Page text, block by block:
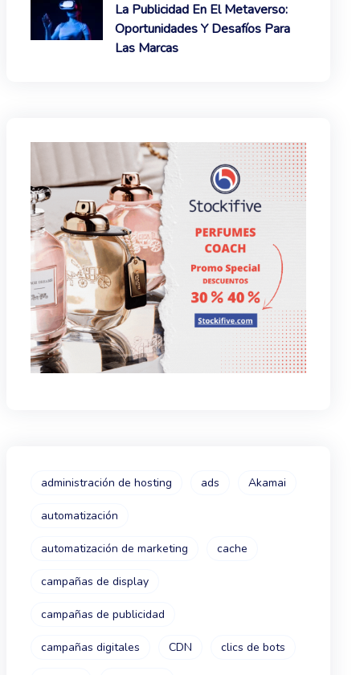
La Publicidad En El Metaverso:
Oportunidades Y Desafíos Para
Las Marcas
administración de hosting ads Akamai
automatización
automatización de marketing cache
campañas de display
campañas de publicidad
campañas digitales CDN clics de bots